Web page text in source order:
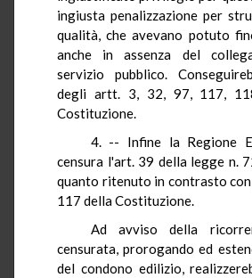
ingiusta penalizzazione per
qualità, che avevano potuto
anche in assenza del
servizio pubblico.
degli artt. 3, 32, 97, 117,
Costituzione.
4. -- Infine la Regione
censura l'art. 39 della legge n.
quanto ritenuto in contrasto
117 della Costituzione.
Ad avviso della
censurata, prorogando ed
del condono edilizio,